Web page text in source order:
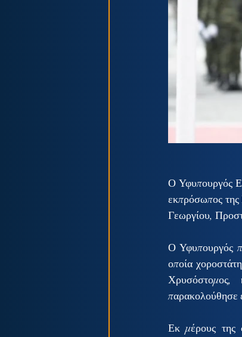
Ο Υφυπουργός
εκπρόσωπος
Γεωργίου,
Ο Υφυπουργός
οποία
Χρυσόστομος,
παρακολούθησε
Εκ μέρους της